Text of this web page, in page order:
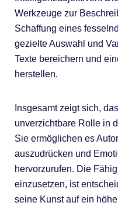
Werkzeuge zur
Schaffung eines
gezielte Auswahl und
Texte bereichern und
herstellen.
Insgesamt zeigt sich,
unverzichtbare Rolle in
Sie ermöglichen es
auszudrücken und
hervorzurufen. Die
einzusetzen, ist
seine Kunst auf ein